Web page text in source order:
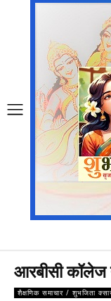
आरबीसी कॉलेज
शैक्षणिक समाचार / शुभजिता